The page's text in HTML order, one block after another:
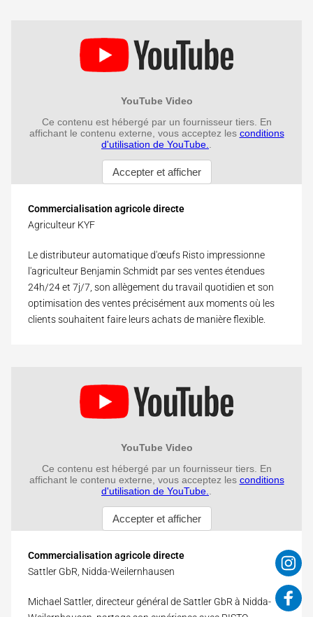
Commercialisation agricole directe
Agriculteur KYF
Le distributeur automatique d'œufs Risto impressionne
l'agriculteur Benjamin Schmidt par ses ventes étendues
24h/24 et 7j/7, son allègement du travail quotidien et son
optimisation des ventes précisément aux moments où les
clients souhaitent faire leurs achats de manière flexible.
Commercialisation agricole directe
Sattler GbR, Nidda-Weilernhausen
Michael Sattler, directeur général de Sattler GbR à Nidda-